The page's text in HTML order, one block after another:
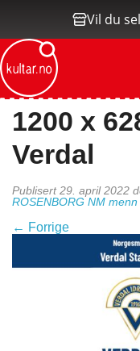
Vil du
1200 x
Verdal
Publisert29. april 2022
ROSENBORG NM
← Forrige